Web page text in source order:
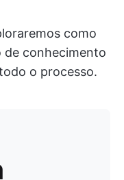
como
de conhecimento
o processo.